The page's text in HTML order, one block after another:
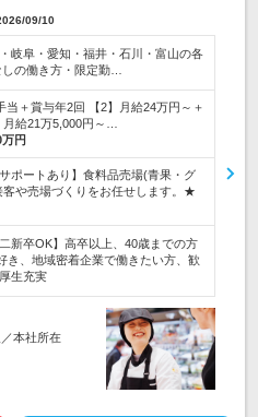
09/10
岐阜・愛知・福井・石川・富山の各
の働き方・限定勤…
当＋賞与年2回 【2】月給24万円～＋
給21万5,000円～…
円
ポートあり】食料品売場(青果・グ
客や売場づくりをお任せします。★
新卒OK】高卒以上、40歳までの方
、地域密着企業で働きたい方、歓
生充実
本社所在